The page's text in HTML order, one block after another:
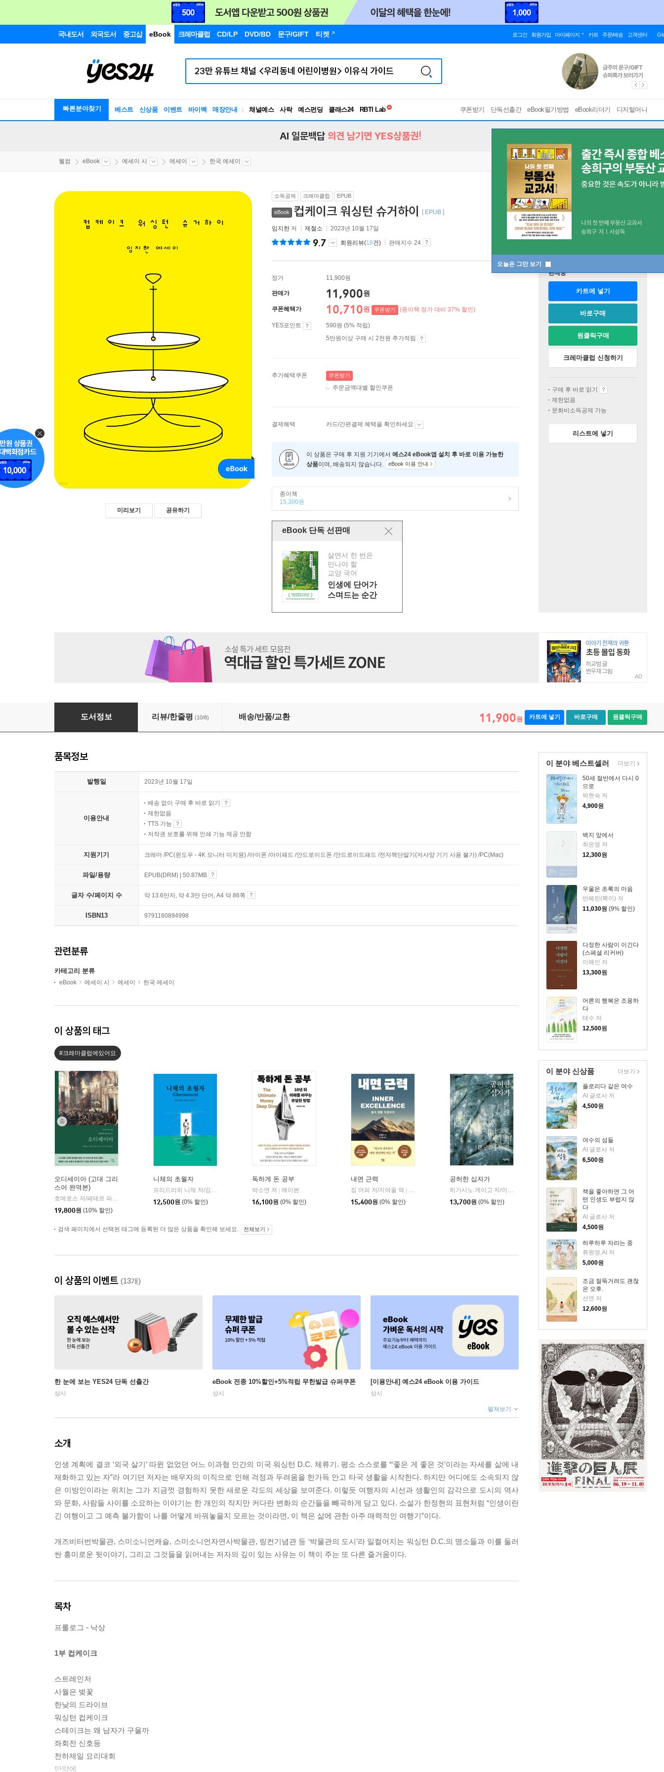
국내도서 외국도서 중고샵 eBook 크레마클럽 CD/LP DVD/BD 문구/GIFT 티켓 로그인 회원가입 마이페이지 카트 주문/배송 고객센터
빠른분야찾기 베스트 신상품 이벤트 바이백 매장안내 채널예스 사락 예스펀딩 클래스24
RBTI Lab
독서유형검사
쿠폰받기 단독선출간 eBook필기방법 eBook리더기 디지털머니
오늘은 그만 보기
AI 일문백답 의견 남기면 YES상품권!
웰컴 eBook 에세이 시 에세이 한국 에세이
미리보기 공유하기
소득공제 크레마클럽 EPUB
eBook 컵케이크 워싱턴 슈거하이 [ EPUB ]
임지한 저 제철소 2023년 10월 17일
9.7 회원리뷰(18건) 판매지수 24
정가 11,900원
판매가 11,900원
쿠폰혜택가 10,710원 쿠폰받기 (종이책 정가 대비 37% 할인)
YES포인트
590원 (5% 적립)
5만원이상 구매 시 2천원 추가적립
추가혜택쿠폰 쿠폰받기
주문금액대별 할인쿠폰
결제혜택 카드/간편결제 혜택을 확인하세요
이 상품은 구매 후 지원 기기에서 예스24 eBook앱 설치 후 바로 이용 가능한
상품이며, 배송되지 않습니다. eBook 이용 안내
종이책
15,300원
eBook 단독 선판매
살면서 한 번은
만나야 할
교양 국어
인생에 단어가
스며드는 순간
판매중
카트에 넣기
바로구매
원클릭구매
크레마클럽 신청하기
구매 후 바로 읽기
제한없음
문화비소득공제 가능
리스트에 넣기
AD
컵케이크 워싱턴 슈거하이
도서정보 리뷰/한줄평 (10/8) 배송/반품/교환 11,900원 카트에 넣기 바로구매 원클릭구매
이 분야 베스트셀러
50세 절반에서 다시 0
으로
박현숙 저
4,900원
백지 앞에서
최은영 저
12,300원
우울은 초록의 마음
반혜린(뿍이) 저
11,030원 (9% 할인)
다정한 사람이 이긴다
(스페셜 리커버)
이해인 저
13,300원
어른의 행복은 조용하
다
태수 저
12,500원
더보기
이 분야 신상품
플로리다 같은 여수
AI 글로사 저
4,500원
여수의 섬들
AI 글로사 저
6,500원
책을 좋아하면 그 어
떤 인생도 부럽지 않
다
AI 글로사 저
4,500원
하루하루 자라는 중
류원영,AI 저
5,000원
조금 절뚝거려도 괜찮
은 오후.
선연 저
12,600원
더보기
품목정보
발행일 2023년 10월 17일
이용안내
배송 없이 구매 후 바로 읽기
제한없음
TTS 가능
저작권 보호를 위해 인쇄 기능 제공 안함
지원기기 크레마 /PC(윈도우 - 4K 모니터 미지원) /아이폰 /아이패드 /안드로이드폰 /안드로이드패드 /전자책단말기(저사양 기기 사용 불가) /PC(Mac)
파일/용량 EPUB(DRM) | 50.87MB
글자 수/페이지 수 약 13.6만자, 약 4.3만 단어, A4 약 86쪽
ISBN13 9791160894998
관련분류
카테고리 분류
eBook 에세이 시 에세이 한국 에세이
이 상품의 태그
#크레마클럽에있어요
오디세이아 (고대 그리
스어 완역본)
| 현대지성
19,800원 (10% 할인)
니체의 초월자
12,500원 (0% 할인)
독하게 돈 공부
박소연 저 | 메이븐
16,100원 (0% 할인)
내면 근력
짐 머피 저/지여울 역 |
15,400원 (0% 할인)
공허한 십자가
자음과모음
13,700원 (0% 할인)
검색 페이지에서 선택된 태그에 등록된 더 많은 상품을 확인해 보세요. 전체보기
이 상품의 이벤트 (13개)
한 눈에 보는 YES24 단독 선출간
상시
eBook 전종 10%할인+5%적립 무한발급 슈퍼쿠폰
상시
[이용안내] 예스24 eBook 이용 가이드
상시
펼쳐보기
소개
인생 계획에 결코 ‘외국 살기’ 따윈 없었던 어느 이과형 인간의 미국 워싱턴 D.C. 체류기. 평소 스스로를 “‘좋은 게 좋은 것’이라는 자세를 삶에 내
재화하고 있는 자”라 여기던 저자는 배우자의 이직으로 인해 걱정과 두려움을 한가득 안고 타국 생활을 시작한다. 하지만 어디에도 소속되지 않
은 이방인이라는 위치는 그가 지금껏 경험하지 못한 새로운 각도의 세상을 보여준다. 이렇듯 여행자의 시선과 생활인의 감각으로 도시의 역사
와 문화, 사람들 사이를 소요하는 이야기는 한 개인의 작지만 커다란 변화의 순간들을 빼곡하게 담고 있다. 소설가 한정현의 표현처럼 “인생이란
긴 여행이고 그 예측 불가함이 나를 어떻게 바꿔놓을지 모르는 것이라면, 이 책은 삶에 관한 아주 매력적인 여행기”이다.
개즈비터번박물관, 스미소니언캐슬, 스미소니언자연사박물관, 링컨기념관 등 ‘박물관의 도시’라 일컬어지는 워싱턴 D.C.의 명소들과 이를 둘러
싼 흥미로운 뒷이야기, 그리고 그것들을 읽어내는 저자의 깊이 있는 사유는 이 책이 주는 또 다른 즐거움이다.
목차
프롤로그 - 낙상
1부 컵케이크
스트레인저
사월은 벚꽃
한낮의 드라이브
워싱턴 컵케이크
스테이크는 왜 남자가 구울까
좌회전 신호등
천하제일 요리대회
만약에